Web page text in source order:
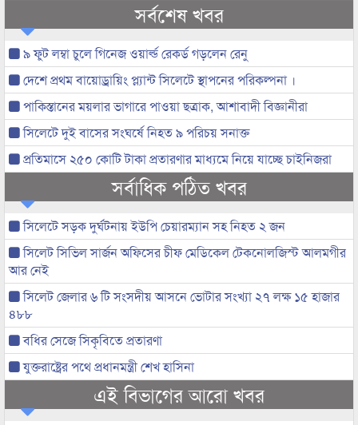
সর্বশেষ খবর
৯ ফুট লম্বা চুলে গিনেজ ওয়ার্ল্ড রেকর্ড গড়লেন রেনু
দেশে প্রথম বায়োড্রায়িং প্ল্যান্ট সিলেটে স্থাপনের পরিকল্পনা ।
পাকিস্তানের ময়লার ভাগারে পাওয়া ছত্রাক, আশাবাদী বিজ্ঞানীরা
সিলেটে দুই বাসের সংঘর্ষে নিহত ৯ পরিচয় সনাক্ত
প্রতিমাসে ২৫০ কোটি টাকা প্রতারণার মাধ্যমে নিয়ে যাচ্ছে চাইনিজরা
সর্বাধিক পঠিত খবর
সিলেটে সড়ক দুর্ঘটনায় ইউপি চেয়ারম্যান সহ নিহত ২ জন
সিলেট সিভিল সার্জন অফিসের চীফ মেডিকেল টেকনোলজিস্ট আলমগীর
আর নেই
সিলেট জেলার ৬ টি সংসদীয় আসনে ভোটার সংখ্যা ২৭ লক্ষ ১৫ হাজার
৪৮৮
বধির সেজে সিকৃবিতে প্রতারণা
যুক্তরাষ্ট্রের পথে প্রধানমন্ত্রী শেখ হাসিনা
এই বিভাগের আরো খবর